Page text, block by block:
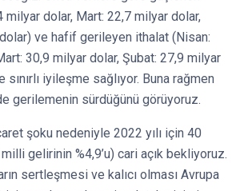
milyar dolar, Mart: 22,7 milyar dolar,
ve hafif gerileyen ithalat (Nisan:
30,9 milyar dolar, Şubat: 27,9 milyar
iyileşme sağlıyor. Buna rağmen
gerilemenin sürdüğünü görüyoruz.
şoku nedeniyle 2022 yılı için 40
gelirinin %4,9’u) cari açık bekliyoruz.
sertleşmesi ve kalıcı olması Avrupa